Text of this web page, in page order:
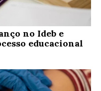
no Ideb e
educacional